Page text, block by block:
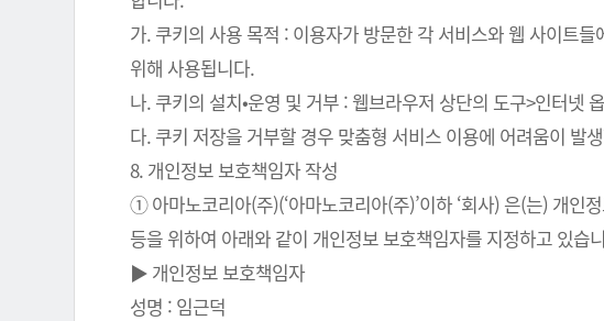
가. 쿠키의 사용 목적 : 이용자가 방문한 각 서비스와 웹 사이트
위해 사용됩니다.
나. 쿠키의 설치•운영 및 거부 : 웹브라우저 상단의 도구>인터넷
다. 쿠키 저장을 거부할 경우 맞춤형 서비스 이용에 어려움이 발
8. 개인정보 보호책임자 작성
① 아마노코리아(주)(‘아마노코리아(주)’이하 ‘회사) 은(는) 개
등을 위하여 아래와 같이 개인정보 보호책임자를 지정하고 있습
▶ 개인정보 보호책임자
성명 : 임근덕